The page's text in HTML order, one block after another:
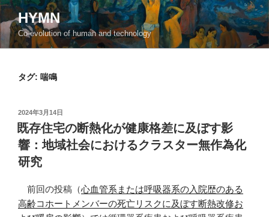
コ
ン
テ
ン
HYMN
Co-evolution of human and technology
タグ: 喘鳴
投
稿
日:
2024年3月14日
既存住宅の断熱化が健康格差に及ぼす影
響：地域社会におけるクラスター無作為化
研究
前回の投稿（心血管系または呼吸器系の入院歴のある
高齢コホートメンバーの死亡リスクに及ぼす断熱改修お